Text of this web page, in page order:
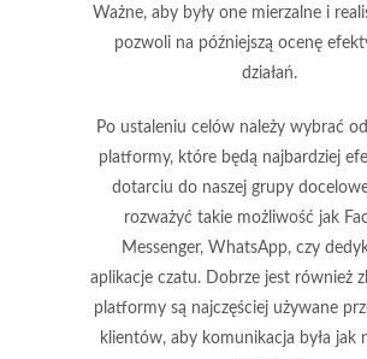
Ważne, aby były one mierzalne i
pozwoli na późniejszą ocenę
działań.
Po ustaleniu celów należy wybrać
platformy, które będą najbardziej
dotarciu do naszej grupy
rozważyć takie możliwość jak
Messenger, WhatsApp, czy
aplikacje czatu. Dobrze jest również
platformy są najczęściej używane
klientów, aby komunikacja była jak